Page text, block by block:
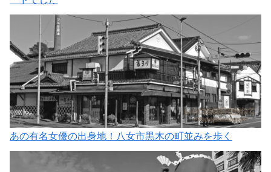
あの有名女優の出身地！八女市黒木の町並みを歩く